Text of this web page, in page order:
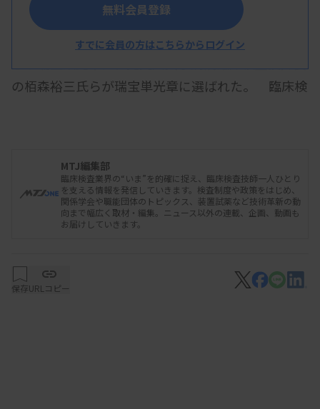
政府は11月3日、2024年秋の叙勲受章者を発表し
た。元りつりん病院臨床検査部技師長の池田繁信氏
らが瑞宝双光章に、元九州大学病院臨床検査技師長
の栢森裕三氏らが瑞宝単光章に選ばれた。 臨床検
〔瑞宝双光章〕▽池田繁信（元地域医療機能推進機
構りつりん病院臨床検査部技師長・67）▽今井眞澄
（元組合立諏訪中央病院技術部技術部長兼ドック健
病院機構東京医療センター臨床検査技師長・77）▽
無料会員登録
すでに会員の方はこちらからログイン
MTJ編集部
臨床検査業界の“いま”を的確に捉え、臨床検査技師一人ひとり
を支える情報を発信していきます。検査制度や政策をはじめ、
関係学会や職能団体のトピックス、装置試薬など技術革新の動
向まで幅広く取材・編集。ニュース以外の連載、企画、動画も
お届けしていきます。
保存URLコピー